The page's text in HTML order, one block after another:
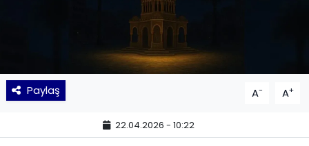
Paylaş A- A+
22.04.2026 - 10:22
SPOR
TEKNOLOJİ